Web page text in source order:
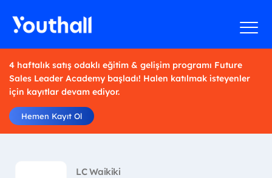
4 haftalık satış odaklı eğitim & gelişim programı Future
Sales Leader Academy başladı! Halen katılmak isteyenler
için kayıtlar devam ediyor.
Hemen Kayıt Ol
LC Waikiki